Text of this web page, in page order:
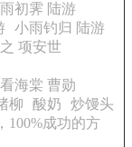
初霁 陆游
小雨钓归 陆游
项安世
海棠 曹勋
柳 酸奶
炒馒头
100%成功的方